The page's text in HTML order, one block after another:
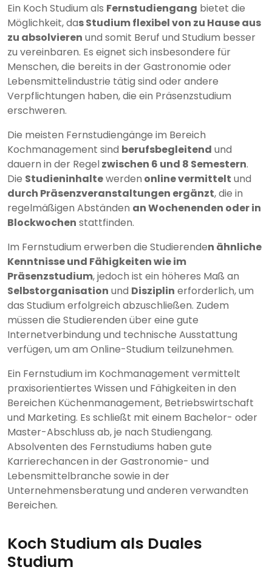
Ein Koch Studium als Fernstudiengang bietet die
Möglichkeit, das Studium flexibel von zu Hause aus
zu absolvieren und somit Beruf und Studium besser
zu vereinbaren. Es eignet sich insbesondere für
Menschen, die bereits in der Gastronomie oder
Lebensmittelindustrie tätig sind oder andere
Verpflichtungen haben, die ein Präsenzstudium
erschweren.
Die meisten Fernstudiengänge im Bereich
Kochmanagement sind berufsbegleitend und
dauern in der Regelzwischen 6 und 8 Semestern.
Die Studieninhaltewerden online vermittelt und
durch Präsenzveranstaltungen ergänzt, die in
regelmäßigen Abständen an Wochenenden oder in
Blockwochen stattfinden.
Im Fernstudium erwerben die Studierenden ähnliche
Kenntnisse und Fähigkeiten wie im
Präsenzstudium, jedoch ist ein höheres Maß an
Selbstorganisation und Disziplin erforderlich, um
das Studium erfolgreich abzuschließen. Zudem
müssen die Studierenden über eine gute
Internetverbindung und technische Ausstattung
verfügen, um am Online-Studium teilzunehmen.
Ein Fernstudium im Kochmanagement vermittelt
praxisorientiertes Wissen und Fähigkeiten in den
Bereichen Küchenmanagement, Betriebswirtschaft
und Marketing. Es schließt mit einem Bachelor- oder
Master-Abschluss ab, je nach Studiengang.
Absolventen des Fernstudiums haben gute
Karrierechancen in der Gastronomie- und
Lebensmittelbranche sowie in der
Unternehmensberatung und anderen verwandten
Bereichen.
Koch Studium als Duales
Studium